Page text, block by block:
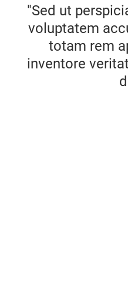
"Sed ut
voluptatem
totam rem
inventore